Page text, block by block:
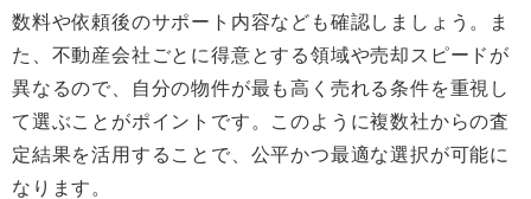
数料や依頼後のサポート内容なども確認しましょう。ま
た、不動産会社ごとに得意とする領域や売却スピードが
異なるので、自分の物件が最も高く売れる条件を重視し
て選ぶことがポイントです。このように複数社からの査
定結果を活用することで、公平かつ最適な選択が可能に
なります。